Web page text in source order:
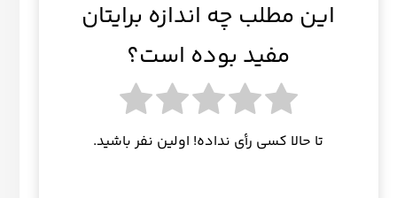
این مطلب چه اندازه برایتان
مفید بوده است؟
تا حالا کسی رأی نداده! اولین نفر باشید.